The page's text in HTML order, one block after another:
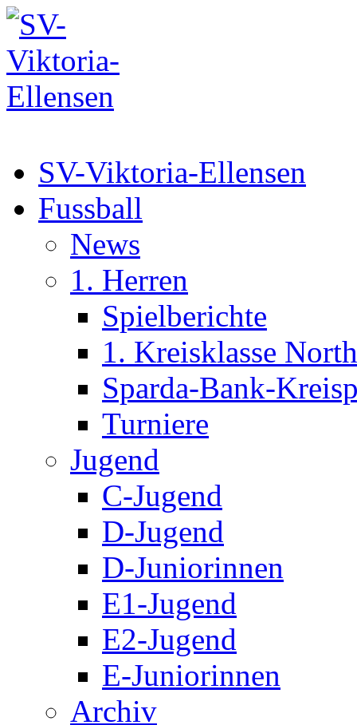
SV-Viktoria-Ellensen
Fussball
News
1. Herren
Spielberichte
1. Kreisklasse
Sparda-Bank-
Turniere
Jugend
C-Jugend
D-Jugend
D-Juniorinnen
E1-Jugend
E2-Jugend
E-Juniorinnen
Archiv